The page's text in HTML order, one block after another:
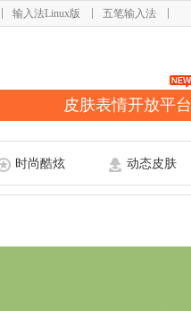
输入法Linux版 五笔输入法
皮肤表情开放平台
时尚酷炫 动态皮肤